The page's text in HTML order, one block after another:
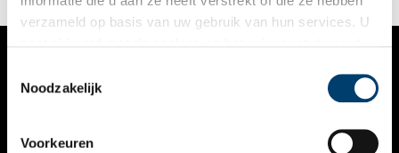
verzameld op basis van uw gebruik van hun services. U
Noodzakelijk
Voorkeuren
VERHALEN